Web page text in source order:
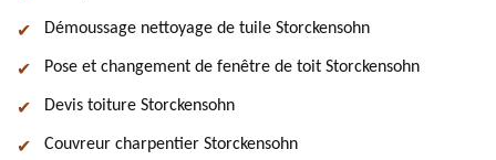
Démoussage nettoyage de tuile Storckensohn
Pose et changement de fenêtre de toit Storckensohn
Devis toiture Storckensohn
Couvreur charpentier Storckensohn